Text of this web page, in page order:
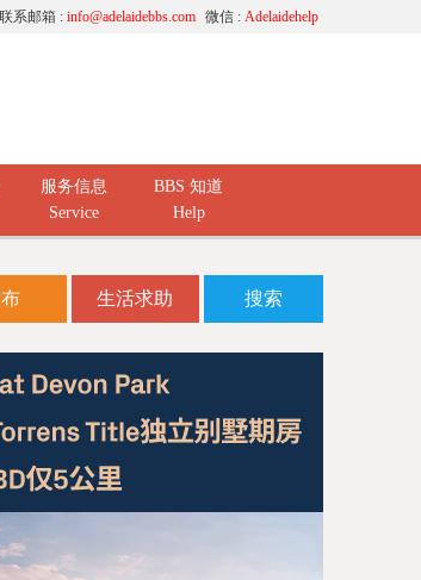
微信 : Adelaidehelp
联系邮箱 : info@adelaidebbs.com
服务信息
Service
BBS 知道
Help
生活求助 搜索